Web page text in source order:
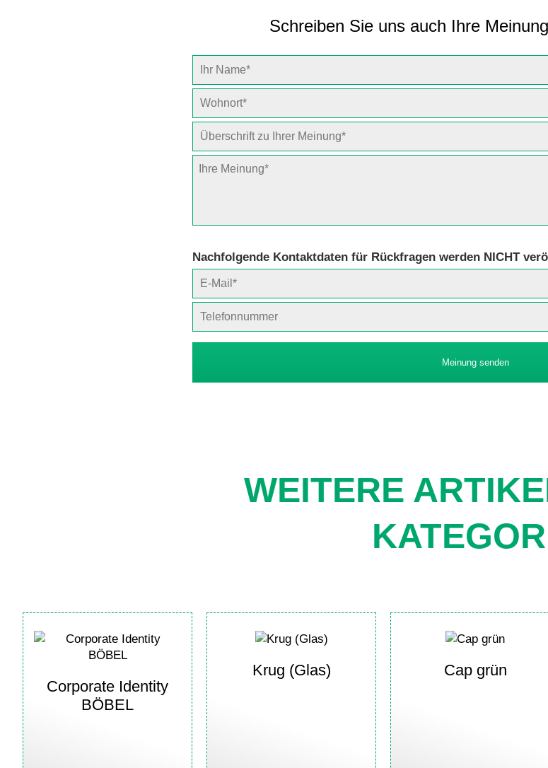
Schreiben Sie uns auch Ihre
Nachfolgende Kontaktdaten für Rückfragen werden NICHT
Meinung senden
WEITERE
Corporate Identity
BÖBEL
Krug (Glas) Cap grün